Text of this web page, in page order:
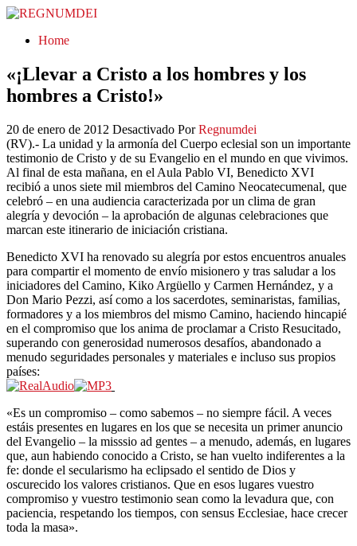
REGNUMDEI
Home
«¡Llevar a Cristo a los hombres y los
hombres a Cristo!»
20 de enero de 2012 Desactivado Por Regnumdei
(RV).- La unidad y la armonía del Cuerpo eclesial son un importante
testimonio de Cristo y de su Evangelio en el mundo en que vivimos.
Al final de esta mañana, en el Aula Pablo VI, Benedicto XVI
recibió a unos siete mil miembros del Camino Neocatecumenal, que
celebró – en una audiencia caracterizada por un clima de gran
alegría y devoción – la aprobación de algunas celebraciones que
marcan este itinerario de iniciación cristiana.
Benedicto XVI ha renovado su alegría por estos encuentros anuales
para compartir el momento de envío misionero y tras saludar a los
iniciadores del Camino, Kiko Argüello y Carmen Hernández, y a
Don Mario Pezzi, así como a los sacerdotes, seminaristas, familias,
formadores y a los miembros del mismo Camino, haciendo hincapié
en el compromiso que los anima de proclamar a Cristo Resucitado,
superando con generosidad numerosos desafíos, abandonado a
menudo seguridades personales y materiales e incluso sus propios
países:
«Es un compromiso – como sabemos – no siempre fácil. A veces
estáis presentes en lugares en los que se necesita un primer anuncio
del Evangelio – la misssio ad gentes – a menudo, además, en lugares
que, aun habiendo conocido a Cristo, se han vuelto indiferentes a la
fe: donde el secularismo ha eclipsado el sentido de Dios y
oscurecido los valores cristianos. Que en esos lugares vuestro
compromiso y vuestro testimonio sean como la levadura que, con
paciencia, respetando los tiempos, con sensus Ecclesiae, hace crecer
toda la masa».